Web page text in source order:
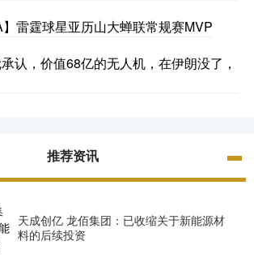
雷霆球星亚历山大蝉联常规赛MVP
认，价值68亿的无人机，在伊朗没了，
推荐资讯
天成创亿 龙佰集团：已收缩关于新能源材
料的后续投资